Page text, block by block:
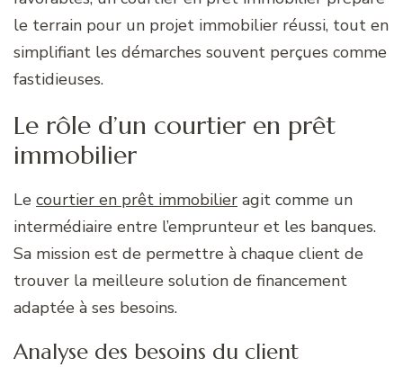
le terrain pour un projet immobilier réussi, tout en
simplifiant les démarches souvent perçues comme
fastidieuses.
Le rôle d’un courtier en prêt
immobilier
Le courtier en prêt immobilier agit comme un
intermédiaire entre l’emprunteur et les banques.
Sa mission est de permettre à chaque client de
trouver la meilleure solution de financement
adaptée à ses besoins.
Analyse des besoins du client